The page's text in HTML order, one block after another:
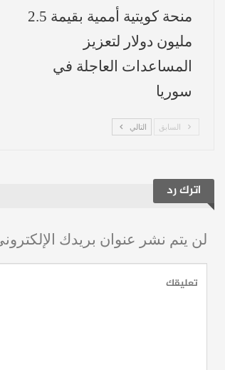
منحة كويتية أممية بقيمة 2.5
مليون دولار لتعزيز
المساعدات العاجلة في
سوريا
السابق التالي
اترك رد
لن يتم نشر عنوان بريدك